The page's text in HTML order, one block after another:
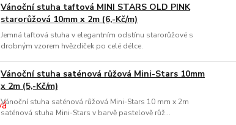
Vánoční stuha taftová MINI STARS OLD PINK
starorůžová 10mm x 2m (6,-Kč/m)
Jemná taftová stuha v elegantním odstínu starorůžové s
drobným vzorem hvězdiček po celé délce.
Vánoční stuha saténová růžová Mini-Stars 10mm
x 2m (5,-Kč/m)
Vánoční stuha saténová růžová Mini-Stars 10 mm x 2m
saténová stuha Mini-Stars v barvě pastelově růž...